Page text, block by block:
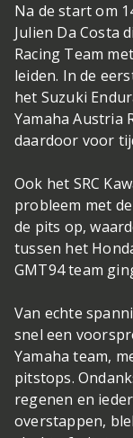
Na de start om
Julien Da Costa
Racing Team
leiden. In de
het Suzuki
Yamaha Austria
daardoor voor
Ook het SRC
probleem met
de pits op,
tussen het
GMT94 team
Van echte
snel een
Yamaha team,
pitstops.
regenen en
overstappen,